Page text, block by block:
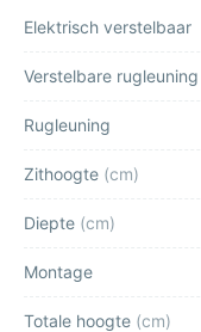
Elektrisch verstelbaar
Verstelbare rugleuning
Rugleuning
Zithoogte (cm)
Diepte (cm)
Montage
Totale hoogte (cm)